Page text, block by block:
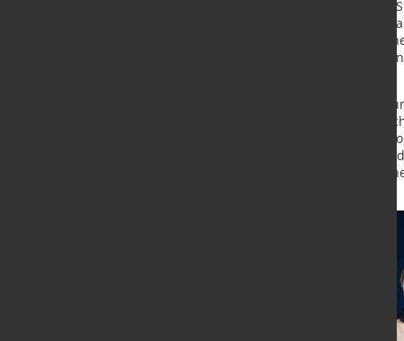
Die konsequent vorausschauende
herausfordernden Marktumfeld
gewährleisten. Das
konsequent um, um optimal auf
Wesentliche Bausteine dieser
TECWERK, der Ausbau der
der Finanzdienstleistungen in
Darüber hinaus treibt
um die Effizienz im